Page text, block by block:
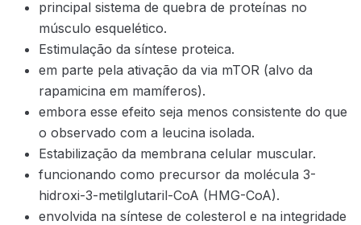
principal sistema de quebra de proteínas no
músculo esquelético.
Estimulação da síntese proteica.
em parte pela ativação da via mTOR (alvo da
rapamicina em mamíferos).
embora esse efeito seja menos consistente do que
o observado com a leucina isolada.
Estabilização da membrana celular muscular.
funcionando como precursor da molécula 3-
hidroxi-3-metilglutaril-CoA (HMG-CoA).
envolvida na síntese de colesterol e na integridade